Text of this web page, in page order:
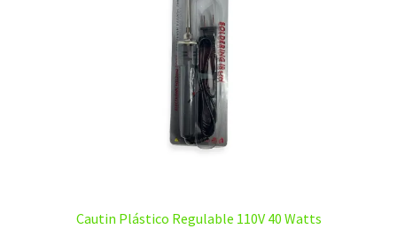
Cautin Plástico Regulable 110V 40 Watts